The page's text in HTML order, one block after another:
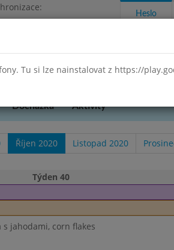
10:51
organizace DEMO
Heslo
Docházka Aktivity
Říjen 2020 Listopad 2020
Týden 40
s jahodami, corn flakes
Tu si lze nainstalovat z https://